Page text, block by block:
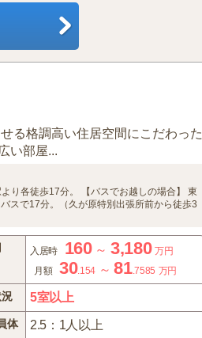
る格調高い住居空間にこだわった
い部屋...
り各徒歩17分。 【バスでお越しの場合】
東
スで17分。（久が原特別出張所前から徒歩3
入居時 160～ 3,180 万円
月額
30.154 ～81.7585 万円
5室以上
体
2.5：1人以上